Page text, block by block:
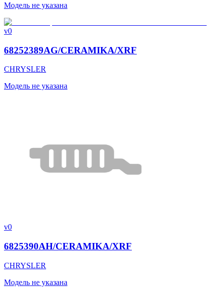
Модель не указана
v0
68252389AG/CERAMIKA/XRF
CHRYSLER
Модель не указана
v0
6825390AH/CERAMIKA/XRF
CHRYSLER
Модель не указана